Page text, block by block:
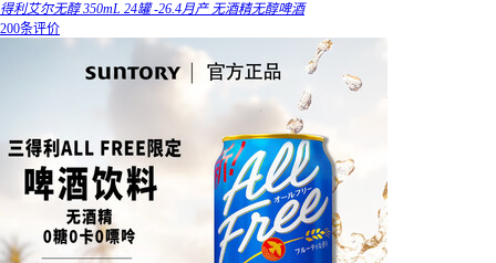
得利艾尔无醇 350mL 24罐 -26.4月产 无酒精无醇啤酒
200条评价